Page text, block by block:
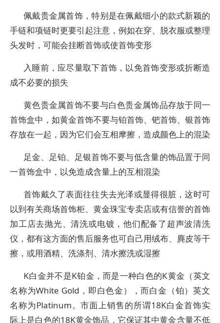
佩戴贵金属首饰，特别是在佩戴细小的款式新颖的
手链和项链时更要引起注意，例如在穿、脱衣服或整理
头发时，可能会挂断首饰或使首饰变形
入睡前，应尽量取下首饰，以免首饰变形或折断造
成不必要的损失
黄色贵金属首饰不要与白色贵金属饰品存放于同一
首饰盒中，如黄金首饰不要与铂首饰、钯首饰、银首饰
存放在一起，因为它们会互相摩擦，造成颜色上的混染
足金、足铂、足银首饰不要与低含量的饰品置于同
一首饰盒中，以免造成含量上的互相混染
首饰戴久了表面往往失去光泽或显得很脏，这时可
以到有关商场首饰柜、黄金珠宝专卖店或有信誉的首饰
加工店去抛光、清洗或电镀，他们配备了超声波清洗
仪，都有这方面的售后服务也可自己用绒布、麂皮等干
擦，或用酒精、洗涤剂、清水擦洗或湿擦
K白金并不是K铂金，而是一种白色的K黄金（英文
名称为White Gold，即白色金），而白金（铂）英文
名称为Platinum。市面上销售的所谓18K白金首饰实
际上是白色的18K黄金饰品，它保证其中黄金含量不低